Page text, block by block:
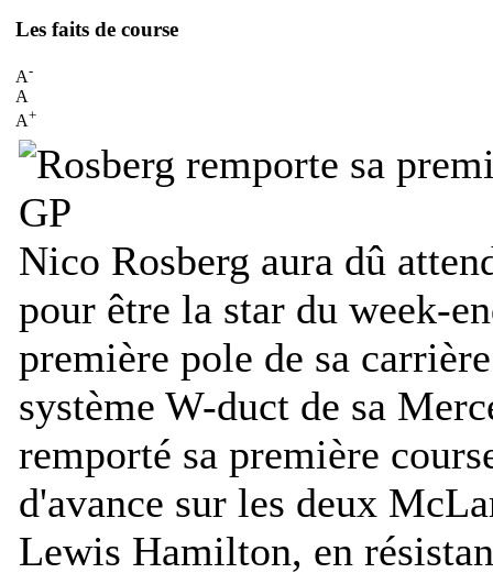
Les faits de course
A-
A
A+
Nico Rosberg aura dû
pour être la star du week-
première pole de sa
système W-duct de sa
remporté sa première
d'avance sur les deux
Lewis Hamilton, en